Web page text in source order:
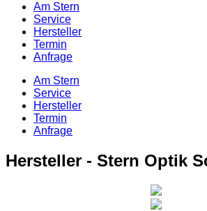
Am Stern
Service
Hersteller
Termin
Anfrage
Am Stern
Service
Hersteller
Termin
Anfrage
Hersteller - Stern Optik